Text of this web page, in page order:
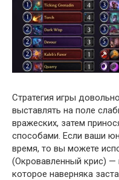
Стратегия игры
выставлять на поле
вражеских, затем
способами. Если ваши
время, то вы можете
(Окровавленный крис)
которое наверняка